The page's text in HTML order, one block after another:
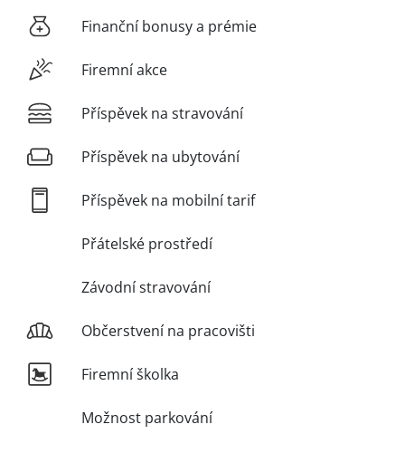
Finanční bonusy a prémie
Firemní akce
Příspěvek na stravování
Příspěvek na ubytování
Příspěvek na mobilní tarif
Přátelské prostředí
Závodní stravování
Občerstvení na pracovišti
Firemní školka
Možnost parkování